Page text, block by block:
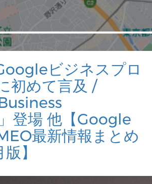
ビジネスプロ
初めて言及 /
登場 他【Google
最新情報まとめ
】